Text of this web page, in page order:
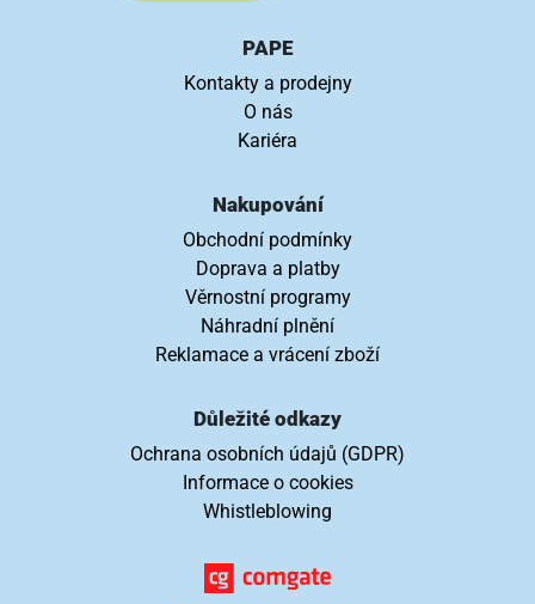
PAPE
Kontakty a prodejny
O nás
Kariéra
Nakupování
Obchodní podmínky
Doprava a platby
Věrnostní programy
Náhradní plnění
Reklamace a vrácení zboží
Důležité odkazy
Ochrana osobních údajů (GDPR)
Informace o cookies
Whistleblowing